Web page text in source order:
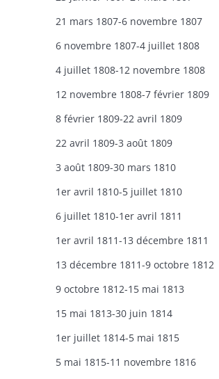
21 mars 1807-6 novembre 1807
6 novembre 1807-4 juillet 1808
4 juillet 1808-12 novembre 1808
12 novembre 1808-7 février 1809
8 février 1809-22 avril 1809
22 avril 1809-3 août 1809
3 août 1809-30 mars 1810
1er avril 1810-5 juillet 1810
6 juillet 1810-1er avril 1811
1er avril 1811-13 décembre 1811
13 décembre 1811-9 octobre 1812
9 octobre 1812-15 mai 1813
15 mai 1813-30 juin 1814
1er juillet 1814-5 mai 1815
5 mai 1815-11 novembre 1816